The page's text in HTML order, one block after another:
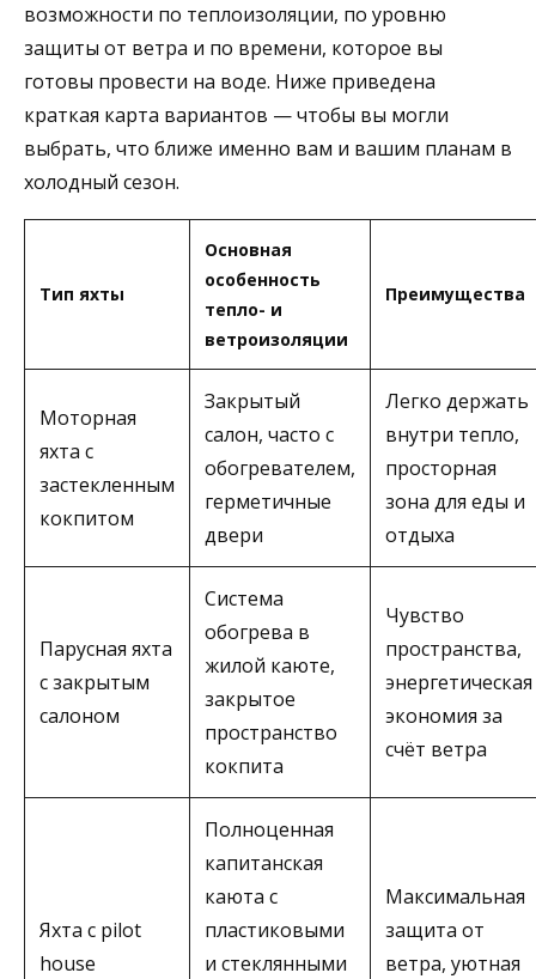
возможности по теплоизоляции, по уровню
защиты от ветра и по времени, которое вы
готовы провести на воде. Ниже приведена
краткая карта вариантов — чтобы вы могли
выбрать, что ближе именно вам и вашим планам в
холодный сезон.
Тип яхты
Основная
особенность
тепло- и
ветроизоляции
Преимущества
Моторная
яхта с
застекленным
кокпитом
Закрытый
салон, часто с
обогревателем,
герметичные
двери
Легко держать
внутри тепло,
просторная
зона для еды и
отдыха
Парусная яхта
с закрытым
салоном
Система
обогрева в
жилой каюте,
закрытое
пространство
кокпита
Чувство
пространства,
энергетическая
экономия за
счёт ветра
Яхта с pilot
house
Полноценная
капитанская
каюта с
пластиковыми
и стеклянными
Максимальная
защита от
ветра, уютная